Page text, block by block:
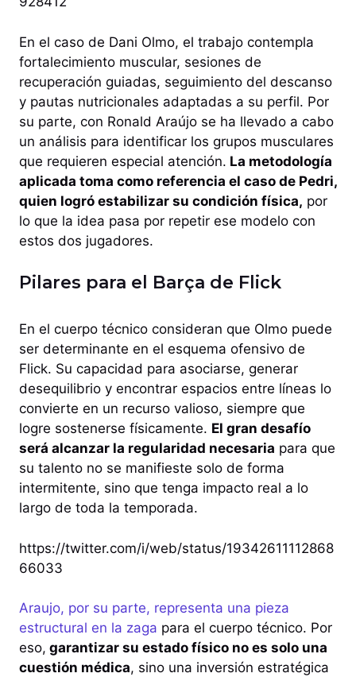
En el caso de Dani Olmo, el trabajo contempla
fortalecimiento muscular, sesiones de
recuperación guiadas, seguimiento del descanso
y pautas nutricionales adaptadas a su perfil. Por
su parte, con Ronald Araújo se ha llevado a cabo
un análisis para identificar los grupos musculares
que requieren especial atención. La metodología
aplicada toma como referencia el caso de Pedri,
quien logró estabilizar su condición física, por
lo que la idea pasa por repetir ese modelo con
estos dos jugadores.
Pilares para el Barça de Flick
En el cuerpo técnico consideran que Olmo puede
ser determinante en el esquema ofensivo de
Flick. Su capacidad para asociarse, generar
desequilibrio y encontrar espacios entre líneas lo
convierte en un recurso valioso, siempre que
logre sostenerse físicamente. El gran desafío
será alcanzar la regularidad necesaria para que
su talento no se manifieste solo de forma
intermitente, sino que tenga impacto real a lo
largo de toda la temporada.
https://twitter.com/i/web/status/19342611112868
66033
Araujo, por su parte, representa una pieza
estructural en la zaga para el cuerpo técnico. Por
eso, garantizar su estado físico no es solo una
cuestión médica, sino una inversión estratégica